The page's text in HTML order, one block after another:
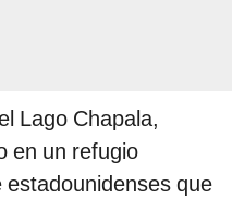
Lago Chapala,
en un refugio
que